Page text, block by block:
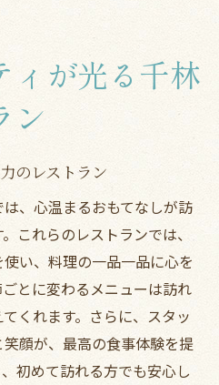
ィが光る千林
ン
のレストラン
、心温まるおもてなしが訪
これらのレストランでは、
い、料理の一品一品に心を
とに変わるメニューは訪れ
くれます。さらに、スタッ
顔が、最高の食事体験を提
初めて訪れる方でも安心し